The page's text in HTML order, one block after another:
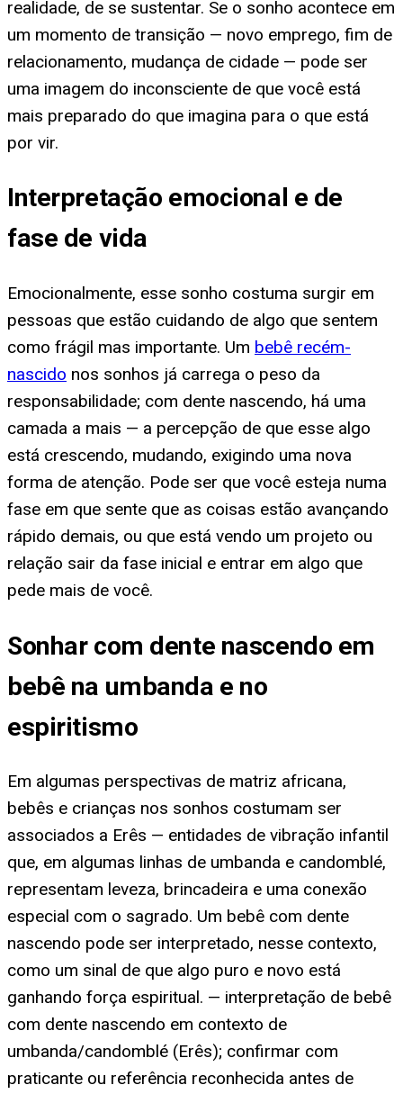
realidade, de se sustentar. Se o sonho acontece em
um momento de transição — novo emprego, fim de
relacionamento, mudança de cidade — pode ser
uma imagem do inconsciente de que você está
mais preparado do que imagina para o que está
por vir.
Interpretação emocional e de
fase de vida
Emocionalmente, esse sonho costuma surgir em
pessoas que estão cuidando de algo que sentem
como frágil mas importante. Um bebê recém-
nascido nos sonhos já carrega o peso da
responsabilidade; com dente nascendo, há uma
camada a mais — a percepção de que esse algo
está crescendo, mudando, exigindo uma nova
forma de atenção. Pode ser que você esteja numa
fase em que sente que as coisas estão avançando
rápido demais, ou que está vendo um projeto ou
relação sair da fase inicial e entrar em algo que
pede mais de você.
Sonhar com dente nascendo em
bebê na umbanda e no
espiritismo
Em algumas perspectivas de matriz africana,
bebês e crianças nos sonhos costumam ser
associados a Erês — entidades de vibração infantil
que, em algumas linhas de umbanda e candomblé,
representam leveza, brincadeira e uma conexão
especial com o sagrado. Um bebê com dente
nascendo pode ser interpretado, nesse contexto,
como um sinal de que algo puro e novo está
ganhando força espiritual. — interpretação de bebê
com dente nascendo em contexto de
umbanda/candomblé (Erês); confirmar com
praticante ou referência reconhecida antes de